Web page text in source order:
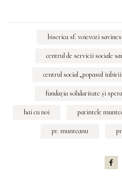
biserica sf. voievozi
centrul de servicii sociale
centrul social „popasul
fundaţia solidaritate şi
hai cu noi parintele
pr. munteanu